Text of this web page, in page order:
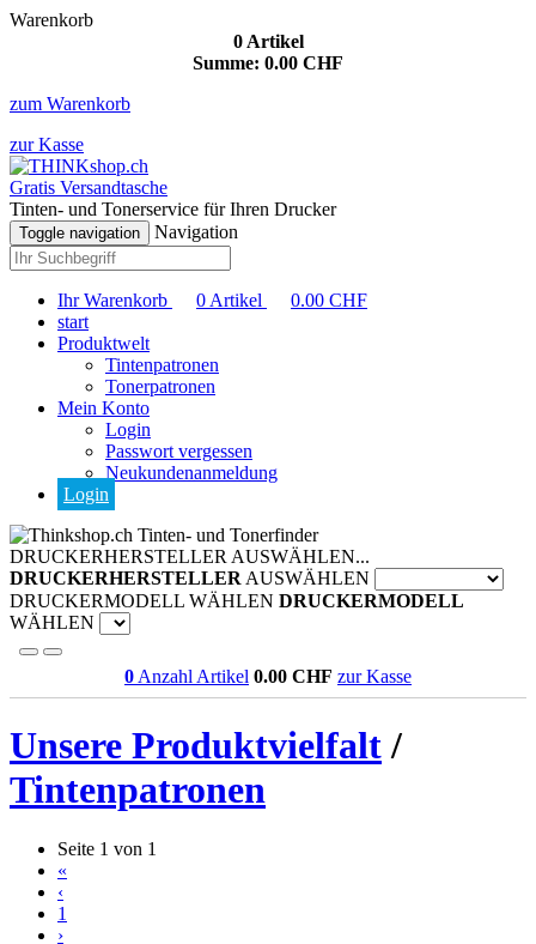
Warenkorb
0Artikel
Summe: 0.00 CHF
zum Warenkorb
zur Kasse
Gratis Versandtasche
Tinten- und Tonerservice für Ihren Drucker
Toggle navigation Navigation
Ihr Warenkorb 0 Artikel 0.00 CHF
start
Produktwelt
Tintenpatronen
Tonerpatronen
Mein Konto
Login
Passwort vergessen
Neukundenanmeldung
Login
Tinten- und Tonerfinder
DRUCKERHERSTELLER AUSWÄHLEN...
DRUCKERHERSTELLER AUSWÄHLEN
DRUCKERMODELL WÄHLEN DRUCKERMODELL
WÄHLEN
0 Anzahl Artikel 0.00 CHF zur Kasse
Unsere Produktvielfalt/
Tintenpatronen
Seite 1 von 1
«
‹
1
›